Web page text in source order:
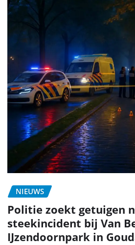
NIEUWS
Politie zoekt getuigen
steekincident bij Van
IJzendoornpark in